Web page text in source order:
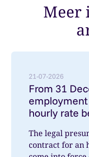
Meer
21-07-2026
From 31
hourly rate
The legal
contract for an